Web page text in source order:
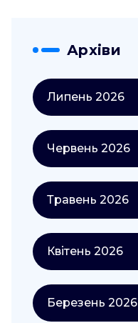
Архіви
Липень 2026
Червень 2026
Травень 2026
Квітень 2026
Березень 2026